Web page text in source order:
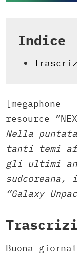
Indice
[megaphone
Nella
tanti temi
gli ultimi
“Galaxy
Buona